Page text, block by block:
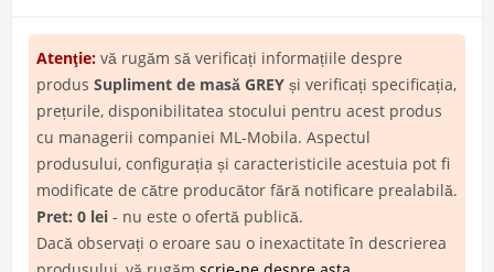
Atenţie: vă rugăm să verificați informațiile despre
produs Supliment de masă GREY și verificați specificația,
prețurile, disponibilitatea stocului pentru acest produs
cu managerii companiei ML-Mobila. Aspectul
produsului, configurația și caracteristicile acestuia pot fi
modificate de către producător fără notificare prealabilă.
Pret: 0 lei - nu este o ofertă publică.
Dacă observați o eroare sau o inexactitate în descrierea